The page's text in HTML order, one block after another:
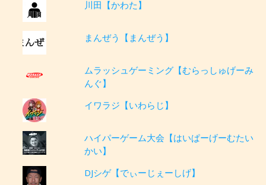
川田【かわた】
まんぜう【まんぜう】
ムラッシュゲーミング【むらっしゅげーみ
んぐ】
イワラジ【いわらじ】
ハイパーゲーム大会【はいぱーげーむたい
かい】
DJシゲ【でぃーじぇーしげ】